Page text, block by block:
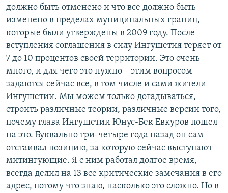
должно быть отменено и что все должно быть
изменено в пределах муниципальных границ,
которые были утверждены в 2009 году. После
вступления соглашения в силу Ингушетия теряет от
7 до 10 процентов своей территории. Это очень
много, и для чего это нужно – этим вопросом
задаются сейчас все, в том числе и сами жители
Ингушетии. Мы можем только догадываться,
строить различные теории, различные версии того,
почему глава Ингушетии Юнус-Бек Евкуров пошел
на это. Буквально три-четыре года назад он сам
отстаивал позицию, за которую сейчас выступают
митингующие. Я с ним работал долгое время,
всегда делил на 13 все критические замечания в его
адрес, потому что знаю, насколько это сложно. Но в